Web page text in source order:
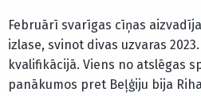
Februārī svarīgas cīņas
izlase, svinot divas uzvaras
kvalifikācijā. Viens no atslēgas
panākumos pret Beļģiju bija